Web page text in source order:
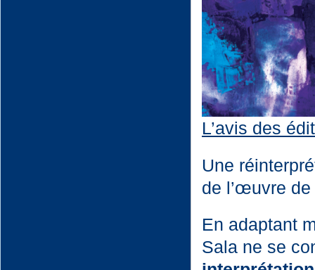
L’avis des
Une
de l’œuvre
En adaptant
Sala ne se